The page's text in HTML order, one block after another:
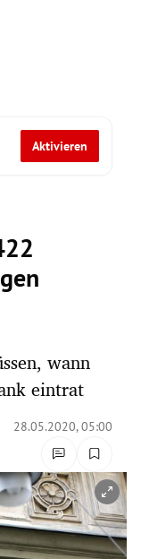
Aktivieren
wann
eintrat
28.05.2020, 05:00